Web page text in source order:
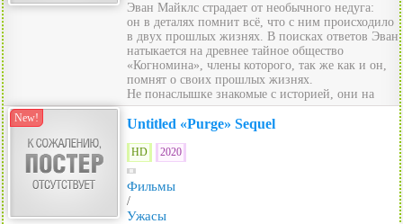
Эван Майклс страдает от необычного недуга:
он в деталях помнит всё, что с ним происходило
в двух прошлых жизнях. В поисках ответов Эван
натыкается на древнее тайное общество
«Когномина», члены которого, так же как и он,
помнят о своих прошлых жизнях.
Не понаслышке знакомые с историей, они на
протяже...
New! Untitled «Purge» Sequel
HD 2020
Фильмы
/
Ужасы